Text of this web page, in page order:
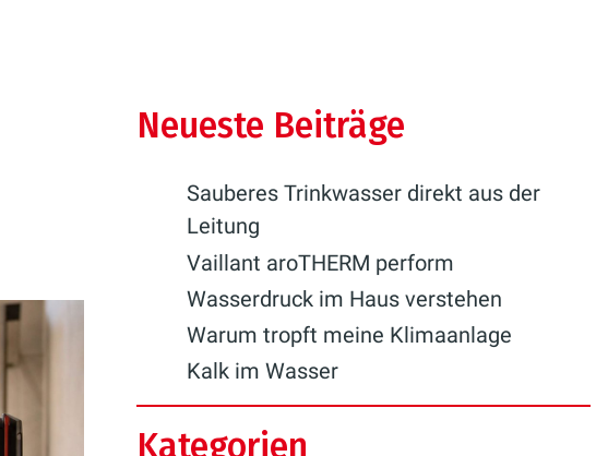
Neueste Beiträge
Sauberes Trinkwasser direkt aus der
Leitung
Vaillant aroTHERM perform
Wasserdruck im Haus verstehen
Warum tropft meine Klimaanlage
Kalk im Wasser
Kategorien